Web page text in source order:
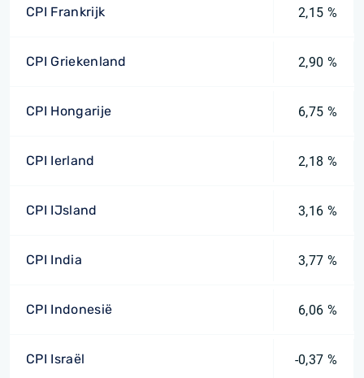
CPI Frankrijk 2,15 %
CPI Griekenland 2,90 %
CPI Hongarije 6,75 %
CPI Ierland 2,18 %
CPI IJsland 3,16 %
CPI India 3,77 %
CPI Indonesië 6,06 %
CPI Israël -0,37 %